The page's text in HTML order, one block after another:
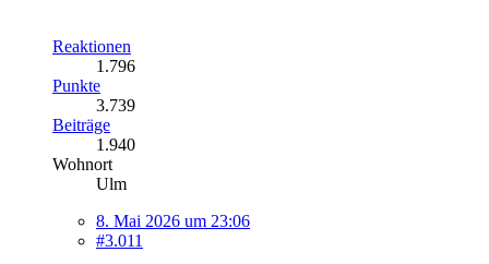
Reaktionen
1.796
Punkte
3.739
Beiträge
1.940
Wohnort
Ulm
8. Mai 2026 um 23:06
#3.011